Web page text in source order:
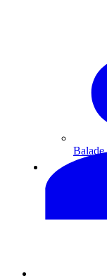
Balade